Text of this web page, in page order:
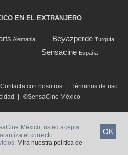
EN EL EXTRANJERO
Alemania Beyazperde Turquía
Sensacine España
Contacta con nosotros
Términos de uso
©SensaCine México
México, usted acepta
el correcto
Mira nuestra política de
OK